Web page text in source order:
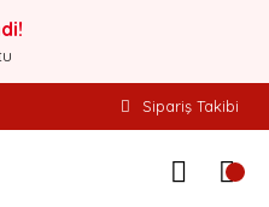
Sipariş Takibi